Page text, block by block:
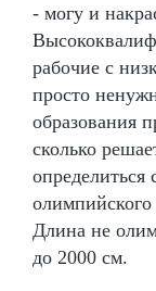
- могу и
рабочие с
просто
образования
сколько
Длина не
до 2000 см.